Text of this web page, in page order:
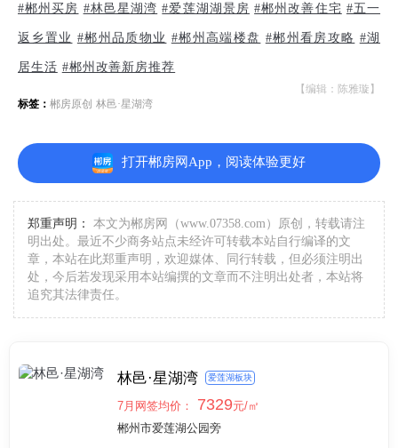
#郴州买房 #林邑星湖湾 #爱莲湖湖景房 #郴州改善住宅 #五一
返乡置业 #郴州品质物业 #郴州高端楼盘 #郴州看房攻略 #湖
居生活 #郴州改善新房推荐
【编辑：陈雅璇】
标签： 郴房原创 林邑·星湖湾
打开郴房网App，阅读体验更好
郑重声明：
本文为郴房网（www.07358.com）原创，转载请注
明出处。最近不少商务站点未经许可转载本站自行编译的文
章，本站在此郑重声明，欢迎媒体、同行转载，但必须注明出
处，今后若发现采用本站编撰的文章而不注明出处者，本站将
追究其法律责任。
林邑·星湖湾 爱莲湖板块
7月网签均价： 7329元/㎡
郴州市爱莲湖公园旁